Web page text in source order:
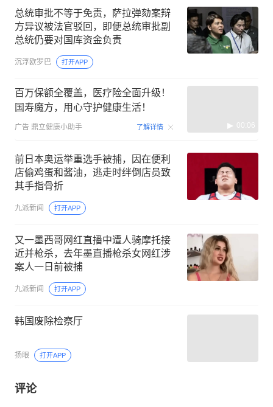
总统审批不等于免责，萨拉弹劾案辩
方异议被法官驳回，即便总统审批副
总统仍要对国库资金负责
沉浮欧罗巴 打开APP
百万保额全覆盖，医疗险全面升级！
国寿魔方，用心守护健康生活！
广告 鼎立健康小助手 了解详情 00:06
前日本奥运举重选手被捕，因在便利
店偷鸡蛋和酱油，逃走时绊倒店员致
其手指骨折
九派新闻 打开APP
又一墨西哥网红直播中遭人骑摩托接
近并枪杀，去年墨直播枪杀女网红涉
案人一日前被捕
九派新闻 打开APP
韩国废除检察厅
扬眼 打开APP
评论